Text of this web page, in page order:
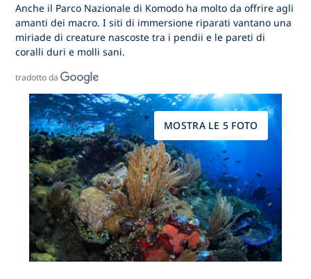
Anche il Parco Nazionale di Komodo ha molto da offrire agli
amanti dei macro. I siti di immersione riparati vantano una
miriade di creature nascoste tra i pendii e le pareti di
coralli duri e molli sani.
tradotto da
MOSTRA LE 5 FOTO